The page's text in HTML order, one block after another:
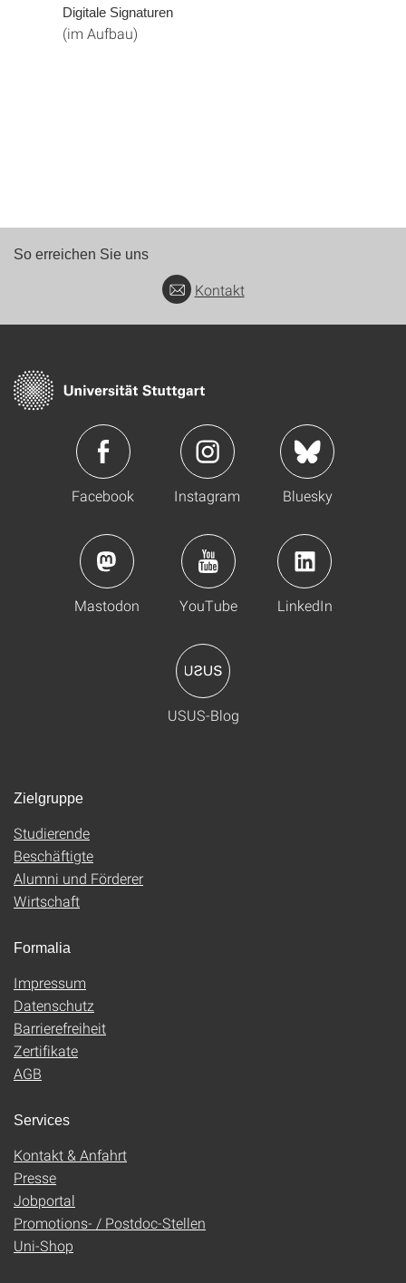
Digitale Signaturen
(im Aufbau)
So erreichen Sie uns
Kontakt
Facebook Instagram Bluesky
Mastodon YouTube LinkedIn
USUS-Blog
Zielgruppe
Studierende
Beschäftigte
Alumni und Förderer
Wirtschaft
Formalia
Impressum
Datenschutz
Barrierefreiheit
Zertifikate
AGB
Services
Kontakt & Anfahrt
Presse
Jobportal
Promotions- / Postdoc-Stellen
Uni-Shop